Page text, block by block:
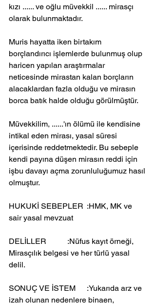
kızı ...... ve oğlu müvekkil ...... mirasçı
olarak bulunmaktadır.
Muris hayatta iken birtakım
borçlandırıcı işlemlerde bulunmuş olup
haricen yapılan araştırmalar
neticesinde mirastan kalan borçların
alacaklardan fazla olduğu ve mirasın
borca batık halde olduğu görülmüştür.
Müvekkilim, ......'ın ölümü ile kendisine
intikal eden mirası, yasal süresi
içerisinde reddetmektedir. Bu sebeple
kendi payına düşen mirasın reddi için
işbu davayı açma zorunluluğumuz hasıl
olmuştur.
HUKUKİ SEBEPLER	:HMK, MK ve
sair yasal mevzuat
DELİLLER		:Nüfus kayıt örneği,
Mirasçılık belgesi ve her türlü yasal
delil.
SONUÇ VE İSTEM	:Yukarıda arz ve
izah olunan nedenlere binaen,